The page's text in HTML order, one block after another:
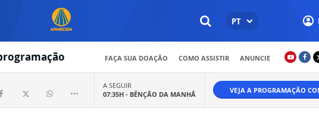
PT
FAÇA SUA DOAÇÃO COMO ASSISTIR ANUNCIE
A SEGUIR
07:35H - BÊNÇÃO DA MANHÃ VEJA A PROGRAMAÇÃO